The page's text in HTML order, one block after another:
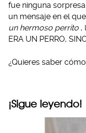
fue ninguna
un mensaje en el
un hermoso perrito ,
ERA UN PERRO,
¿Quieres saber
¡Sigue leyendo!